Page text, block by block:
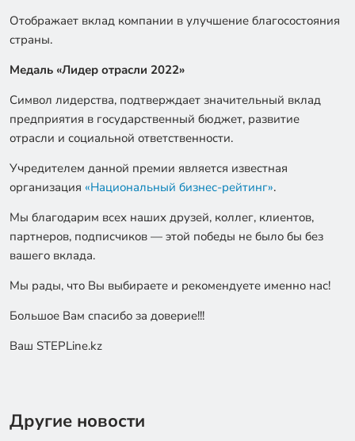
Отображает вклад компании в улучшение благосостояния
страны.
Медаль «Лидер отрасли 2022»
Символ лидерства, подтверждает значительный вклад
предприятия в государственный бюджет, развитие
отрасли и социальной ответственности.
Учредителем данной премии является известная
организация «Национальный бизнес-рейтинг».
Мы благодарим всех наших друзей, коллег, клиентов,
партнеров, подписчиков — этой победы не было бы без
вашего вклада.
Мы рады, что Вы выбираете и рекомендуете именно нас!
Большое Вам спасибо за доверие!!!
Ваш STEPLine.kz
Другие новости